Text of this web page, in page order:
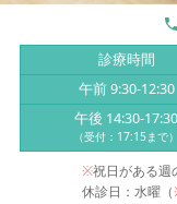
診療時間
午前 9:30-12:30
午後 14:30-17:30
（受付：17:15まで）
※祝日がある週
休診日：水曜（